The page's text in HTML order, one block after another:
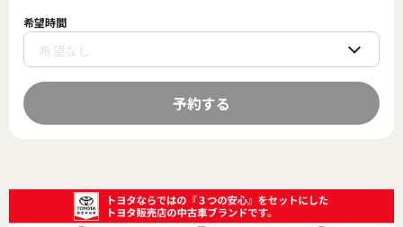
希望時間
予約する